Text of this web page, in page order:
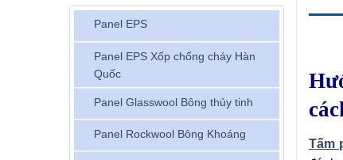
Panel EPS
Panel EPS Xốp chống cháy Hàn
Quốc
Panel Glasswool Bông thủy tinh
Panel Rockwool Bông Khoáng
Tấm